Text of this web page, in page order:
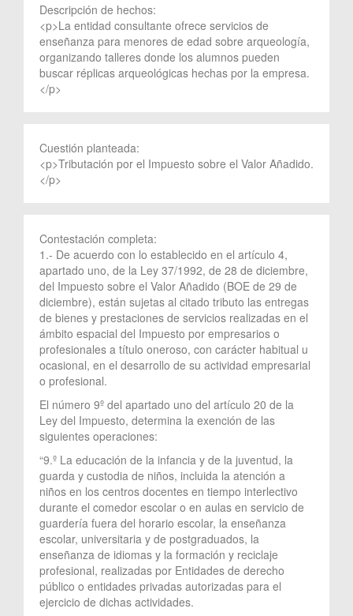
Descripción de hechos:
<p>La entidad consultante ofrece servicios de
enseñanza para menores de edad sobre arqueología,
organizando talleres donde los alumnos pueden
buscar réplicas arqueológicas hechas por la empresa.
</p>
Cuestión planteada:
<p>Tributación por el Impuesto sobre el Valor Añadido.
</p>
Contestación completa:
1.- De acuerdo con lo establecido en el artículo 4,
apartado uno, de la Ley 37/1992, de 28 de diciembre,
del Impuesto sobre el Valor Añadido (BOE de 29 de
diciembre), están sujetas al citado tributo las entregas
de bienes y prestaciones de servicios realizadas en el
ámbito espacial del Impuesto por empresarios o
profesionales a título oneroso, con carácter habitual u
ocasional, en el desarrollo de su actividad empresarial
o profesional.
El número 9º del apartado uno del artículo 20 de la
Ley del Impuesto, determina la exención de las
siguientes operaciones:
“9.º La educación de la infancia y de la juventud, la
guarda y custodia de niños, incluida la atención a
niños en los centros docentes en tiempo interlectivo
durante el comedor escolar o en aulas en servicio de
guardería fuera del horario escolar, la enseñanza
escolar, universitaria y de postgraduados, la
enseñanza de idiomas y la formación y reciclaje
profesional, realizadas por Entidades de derecho
público o entidades privadas autorizadas para el
ejercicio de dichas actividades.